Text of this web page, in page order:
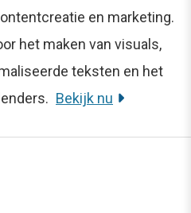
en marketing.
het maken van visuals,
teksten en het
Bekijk nu